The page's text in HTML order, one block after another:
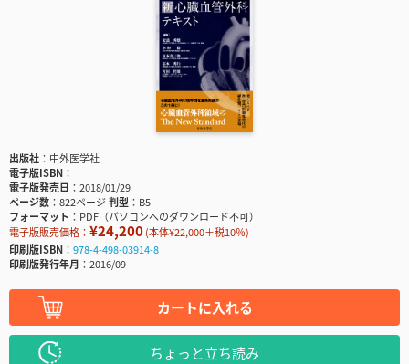
出版社
中外医学社
電子版ISBN
電子版発売日
2018/01/29
ページ数
822ページ判型
B5
フォーマット
PDF（パソコンへのダウンロード不可）
電子版販売価格： ¥24,200(本体¥22,000＋税10％)
印刷版ISBN
978-4-498-03914-8
印刷版発行年月
2016/09
カートに入れる
ちょっと立ち読み